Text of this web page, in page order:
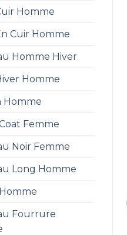
Homme
Cuir Homme
Homme Hiver
Homme
Homme
Femme
Noir Femme
Long Homme
Fourrure